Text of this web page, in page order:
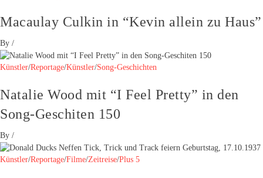
Macaulay Culkin in “Kevin allein zu Haus”
By /
Künstler/Reportage/Künstler/Song-Geschichten
Natalie Wood mit “I Feel Pretty” in den
Song-Geschiten 150
By /
Künstler/Reportage/Filme/Zeitreise/Plus 5